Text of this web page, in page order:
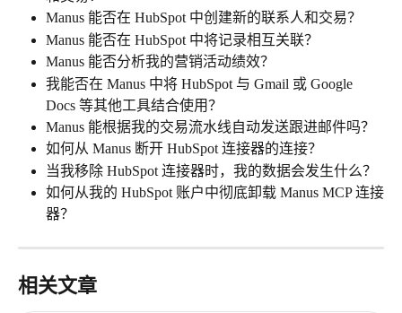
Manus 能否在 HubSpot 中创建新的联系人和交易？
Manus 能否在 HubSpot 中将记录相互关联？
Manus 能否分析我的营销活动绩效？
我能否在 Manus 中将 HubSpot 与 Gmail 或 Google
Docs 等其他工具结合使用？
Manus 能根据我的交易流水线自动发送跟进邮件吗？
如何从 Manus 断开 HubSpot 连接器的连接？
当我移除 HubSpot 连接器时，我的数据会发生什么？
如何从我的 HubSpot 账户中彻底卸载 Manus MCP 连接
器？
相关文章